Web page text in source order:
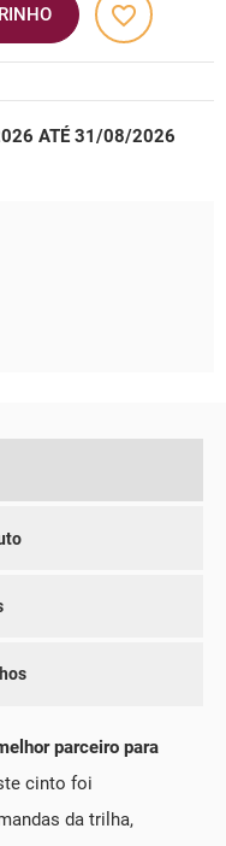
favorite_border
ATÉ 31/08/2026
parceiro para
cinto foi
da trilha,